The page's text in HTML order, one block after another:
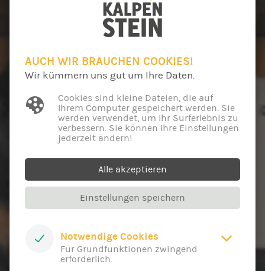
AUCH WIR BRAUCHEN COOKIES!
Wir kümmern uns gut um Ihre Daten.
Cookies sind kleine Dateien, die auf
Ihrem Computer gespeichert werden. Sie
werden verwendet, um Ihr Surferlebnis zu
verbessern. Sie können Ihre Einstellungen
jederzeit ändern!
Alle akzeptieren
Einstellungen speichern
Notwendige Cookies
Für Grundfunktionen zwingend
erforderlich.